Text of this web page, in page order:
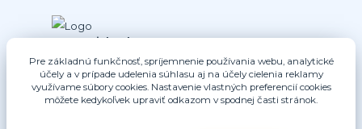
+421 902331936
(Po-Pia, 8-16 hod.)
info@nice-pohony.sk
Pre základnú funkčnosť, spríjemnenie používania webu, analytické
účely a v prípade udelenia súhlasu aj na účely cielenia reklamy
využívame súbory cookies. Nastavenie vlastných preferencií cookies
môžete kedykoľvek upraviť odkazom v spodnej časti stránok.